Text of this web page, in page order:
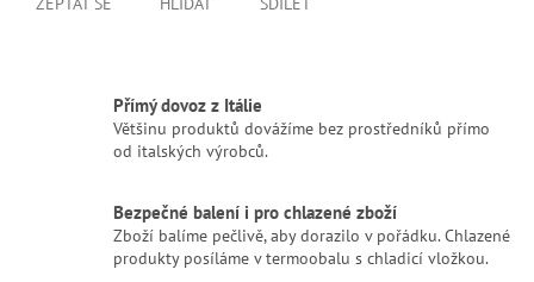
Přímý dovoz z Itálie
Většinu produktů dovážíme bez prostředníků přímo
od italských výrobců.
Bezpečné balení i pro chlazené zboží
Zboží balíme pečlivě, aby dorazilo v pořádku. Chlazené
produkty posíláme v termoobalu s chladicí vložkou.